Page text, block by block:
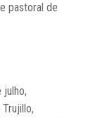
pastoral de
julho,